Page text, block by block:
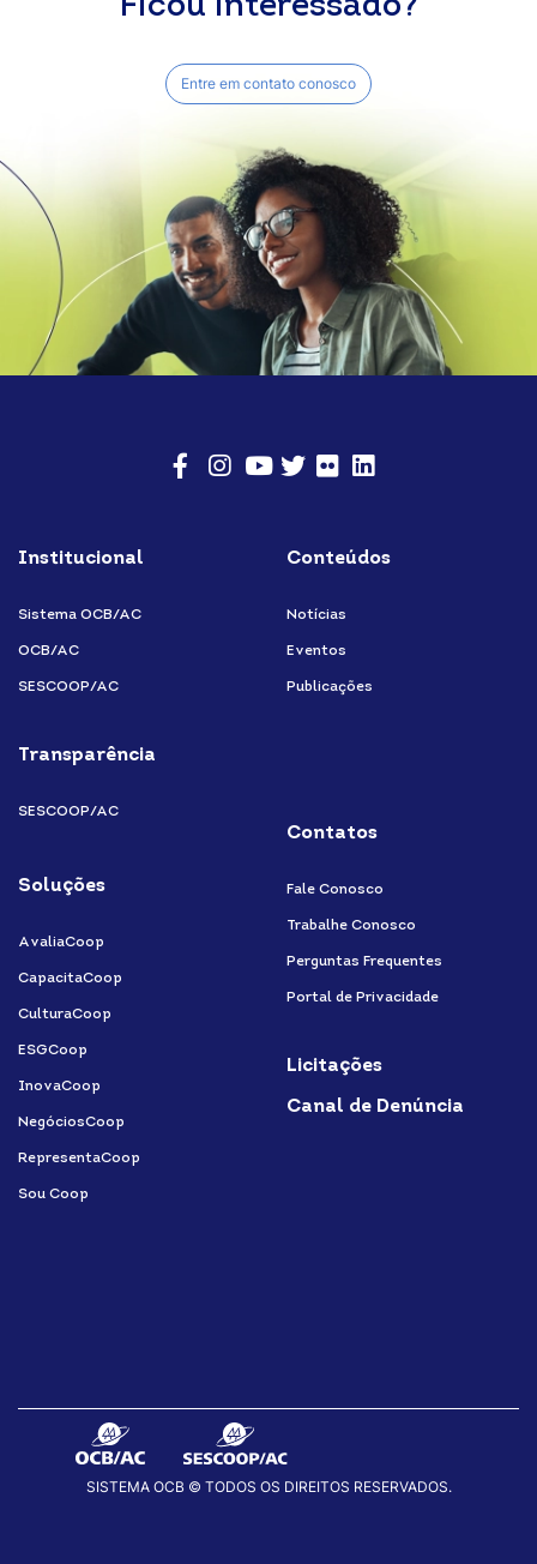
Ficou interessado?
Entre em contato conosco
Institucional
Sistema OCB/AC
OCB/AC
SESCOOP/AC
Transparência
SESCOOP/AC
Soluções
AvaliaCoop
CapacitaCoop
CulturaCoop
ESGCoop
InovaCoop
NegóciosCoop
RepresentaCoop
Sou Coop
Conteúdos
Notícias
Eventos
Publicações
Contatos
Fale Conosco
Trabalhe Conosco
Perguntas Frequentes
Portal de Privacidade
Licitações
Canal de Denúncia
SISTEMA OCB © TODOS OS DIREITOS RESERVADOS.